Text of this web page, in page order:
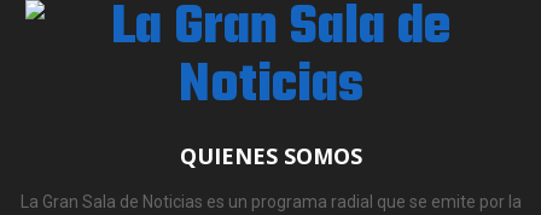
QUIENES SOMOS
La Gran Sala de Noticias es un programa radial que se emite por la